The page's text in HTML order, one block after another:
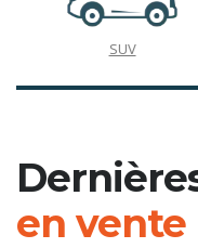
Pick-Up
en vente